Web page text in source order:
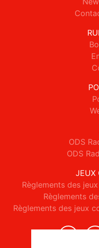
ODS
ODS
JEUX
Règlements des
Règlements
Règlements des jeux